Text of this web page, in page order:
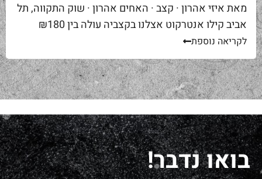
מאת איזי אהרון · קצב · האחים אהרון · שוק התקווה, תל
אביב קילו אנטרקוט אצלנו בקצביה עולה בין ₪180
ל-₪220. מחיר יפה – וגם מוצדק, כי זה...
לקריאה נוספת
בואו נדבר!